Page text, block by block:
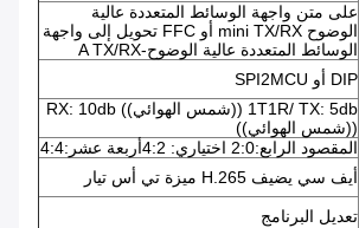
على متن واجهة الوسائط المتعددة عالية
الوضوح mini TX/RX أو FFC تحويل إلى واجهة
الوسائط المتعددة عالية الوضوح-A TX/RX
DIP أو SPI2MCU
1T1R/ TX: 5db ((شمس الهوائي)) RX: 10db
((شمس الهوائي))
المقصود الرابع:2:0 اختياري: 4:2أربعة عشر:4:4
أيف سي يضيف H.265 ميزة تي أس تيار
تعديل البرنامج